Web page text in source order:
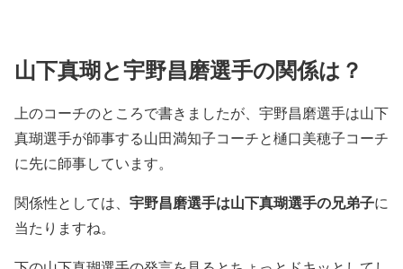
山下真瑚と宇野昌磨選手の関係は？
上のコーチのところで書きましたが、宇野昌磨選手は山下
真瑚選手が師事する山田満知子コーチと樋口美穂子コーチ
に先に師事しています。
関係性としては、 宇野昌磨選手は山下真瑚選手の兄弟子に
当たりますね。